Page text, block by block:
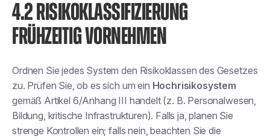
4.2 RISIKOKLASSIFIZIERUNG
FRÜHZEITIG VORNEHMEN
Ordnen Sie jedes System den Risikoklassen des Gesetzes
zu. Prüfen Sie, ob es sich um ein Hochrisikosystem
gemäß Artikel 6/Anhang III handelt (z. B. Personalwesen,
Bildung, kritische Infrastrukturen). Falls ja, planen Sie
strenge Kontrollen ein; falls nein, beachten Sie die